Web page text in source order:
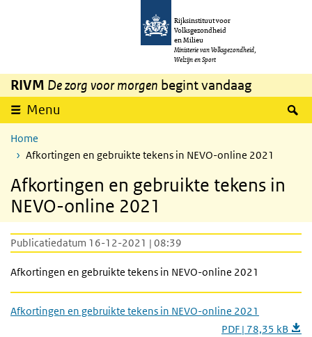
Overslaan en naar de inhoud gaan
Rijksinstituut voor
Volksgezondheid
en Milieu
Ministerie van Volksgezondheid,
Welzijn en Sport
RIVM De zorg voor morgen begint vandaag
Menu
Home
Afkortingen en gebruikte tekens in NEVO-online 2021
Afkortingen en gebruikte tekens in
NEVO-online 2021
Publicatiedatum 16-12-2021 | 08:39
Afkortingen en gebruikte tekens in NEVO-online 2021
Afkortingen en gebruikte tekens in NEVO-online 2021
PDF | 78,35 kB